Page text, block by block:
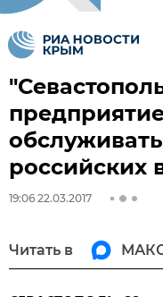
российских
19:06 22.03.2017
Читать в